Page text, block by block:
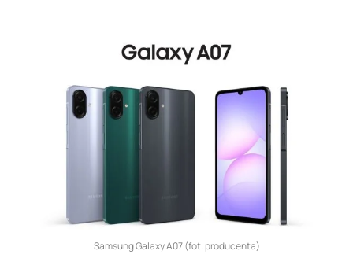
Samsung Galaxy A07 (fot. producenta)